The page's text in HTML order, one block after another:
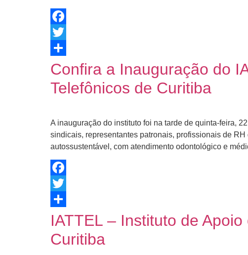
Facebook
Twitter
Share
Confira a Inauguração do
Telefônicos de Curitiba
A inauguração do instituto foi na tarde de quinta-feira,
sindicais, representantes patronais, profissionais de
autossustentável, com atendimento odontológico e
Facebook
Twitter
Share
IATTEL – Instituto de
Curitiba